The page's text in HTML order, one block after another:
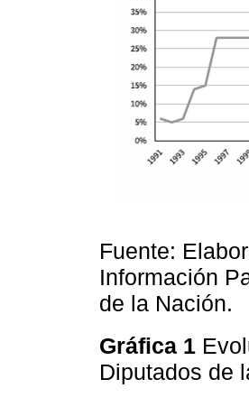
Fuente:
Información
de la Nación.
Gráfica 1
Diputados de